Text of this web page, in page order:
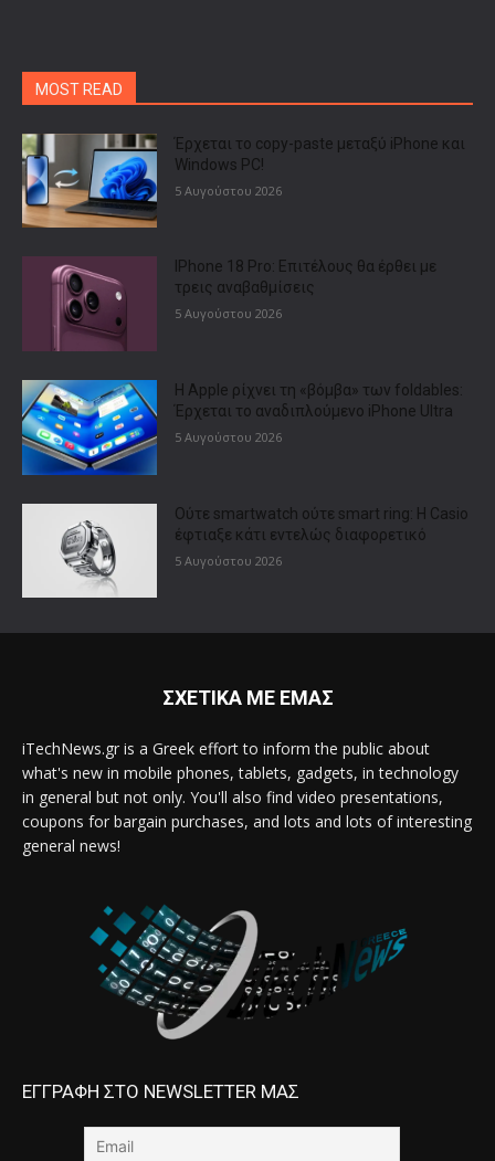
MOST READ
Έρχεται το copy-paste μεταξύ iPhone και
Windows PC!
5 Αυγούστου 2026
IPhone 18 Pro: Επιτέλους θα έρθει με
τρεις αναβαθμίσεις
5 Αυγούστου 2026
Η Apple ρίχνει τη «βόμβα» των foldables:
Έρχεται το αναδιπλούμενο iPhone Ultra
5 Αυγούστου 2026
Ούτε smartwatch ούτε smart ring: Η Casio
έφτιαξε κάτι εντελώς διαφορετικό
5 Αυγούστου 2026
ΣΧΕΤΙΚΑ ΜΕ ΕΜΑΣ
iTechNews.gr is a Greek effort to inform the public about
what's new in mobile phones, tablets, gadgets, in technology
in general but not only. You'll also find video presentations,
coupons for bargain purchases, and lots and lots of interesting
general news!
ΕΓΓΡΑΦΗ ΣΤΟ NEWSLETTER ΜΑΣ